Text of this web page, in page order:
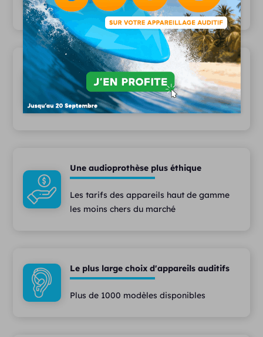
font confiance
Une équipe pluridisciplinaire
Des audioprothésistes diplômés,
assistant(e)s et techniciens à votre écoute
Une audioprothèse plus éthique
Les tarifs des appareils haut de gamme
les moins chers du marché
Le plus large choix d'appareils auditifs
Plus de 1000 modèles disponibles